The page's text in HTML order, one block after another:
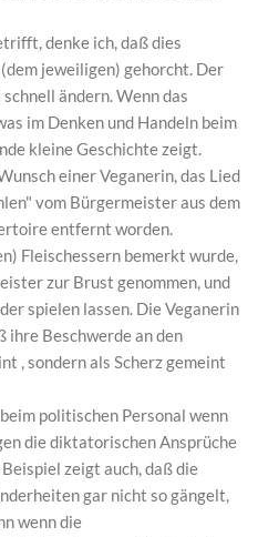
denke ich, daß dies
jeweiligen) gehorcht. Der
ändern. Wenn das
im Denken und Handeln beim
kleine Geschichte zeigt.
einer Veganerin, das Lied
vom Bürgermeister aus dem
entfernt worden.
Fleischessern bemerkt wurde,
zur Brust genommen, und
spielen lassen. Die Veganerin
ihre Beschwerde an den
, sondern als Scherz gemeint
politischen Personal wenn
die diktatorischen Ansprüche
zeigt auch, daß die
gar nicht so gängelt,
wenn die